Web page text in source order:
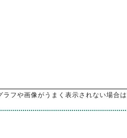
ラフや画像がうまく表示されない場合